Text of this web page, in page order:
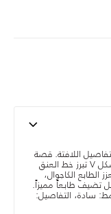
اللافتة. قصة
واسعة توفر الراحة والانسيابية، مع ياقة على شكل V تبرز خط العنق
الكاجوال،
تضيف طابعاً مميزاً.
سادة، التفاصيل: